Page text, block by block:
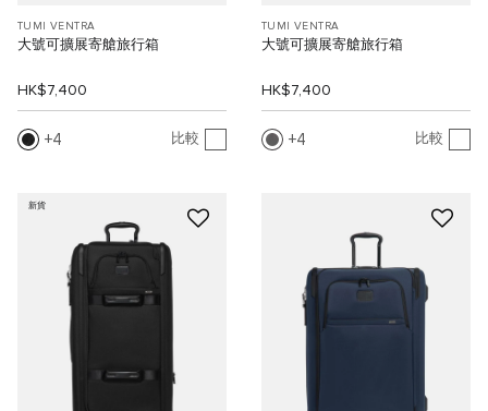
TUMI VENTRA
大號可擴展寄艙旅行箱
HK$7,400
4 比較
TUMI VENTRA
大號可擴展寄艙旅行箱
HK$7,400
4 比較
新貨